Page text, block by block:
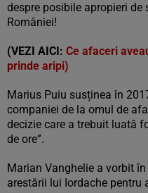
despre posibile apropieri de
României!
(VEZI AICI: Ce afaceri
prinde aripi)
Marius Puiu susținea în
companiei de la omul de
decizie care a trebuit luată
de ore”.
Marian Vanghelie a vorbit
arestării lui Iordache pentru